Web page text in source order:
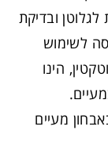
ובדיקת
לשימוש
הינו
מעיים